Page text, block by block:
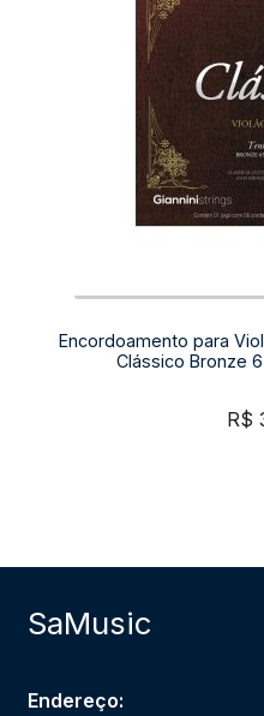
Encordoamento para
Clássico Bronze
R$
SaMusic
Endereço: